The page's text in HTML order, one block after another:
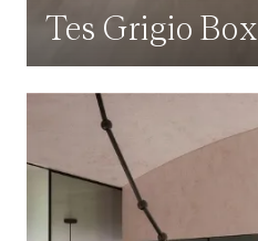
Tes Grigio Box